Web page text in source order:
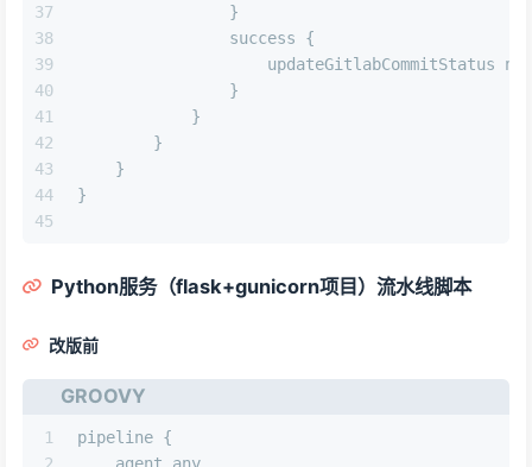
37
38
39
40
41
42
43
44
45
                }
                success {
                    updateGitlabCommitStatus
                }
            }
        }
    }
}
Python服务（flask+gunicorn项目）流水线脚本
改版前
GROOVY
1
pipeline {